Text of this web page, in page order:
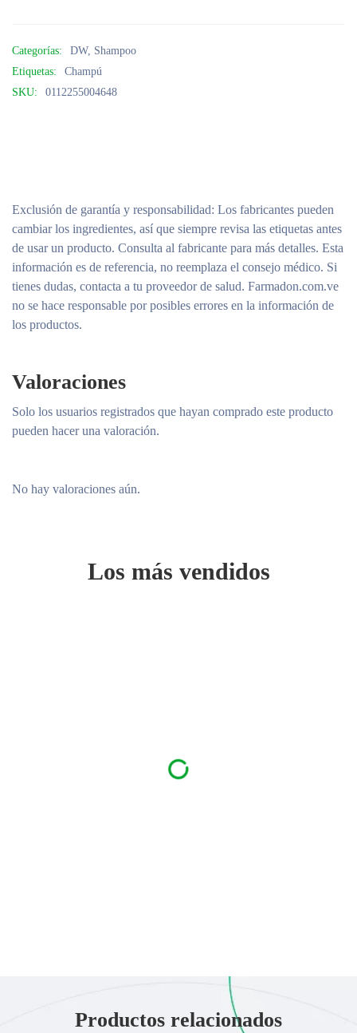
Categorías: DW, Shampoo
Etiquetas:
Champú
SKU:
0112255004648
Exclusión de garantía y responsabilidad: Los fabricantes pueden
cambiar los ingredientes, así que siempre revisa las etiquetas antes
de usar un producto. Consulta al fabricante para más detalles. Esta
información es de referencia, no reemplaza el consejo médico. Si
tienes dudas, contacta a tu proveedor de salud. Farmadon.com.ve
no se hace responsable por posibles errores en la información de
los productos.
Valoraciones
No hay valoraciones aún.
Solo los usuarios registrados que hayan comprado este producto
pueden hacer una valoración.
Los más vendidos
Productos relacionados